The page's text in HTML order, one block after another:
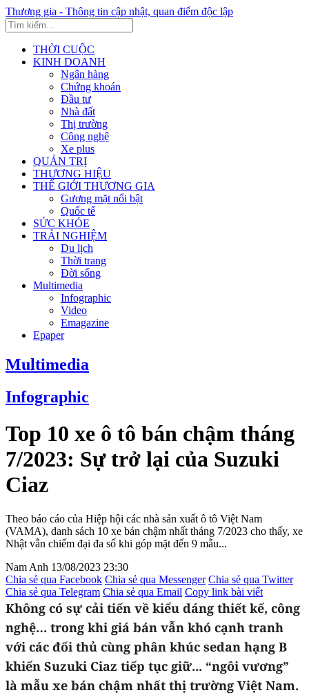
Thương gia - Thông tin cập nhật, quan điểm độc lập
THỜI CUỘC
KINH DOANH
Ngân hàng
Chứng khoán
Đầu tư
Nhà đất
Thị trường
Công nghệ
Xe plus
QUẢN TRỊ
THƯƠNG HIỆU
THẾ GIỚI THƯƠNG GIA
Gương mặt nổi bật
Quốc tế
SỨC KHỎE
TRẢI NGHIỆM
Du lịch
Thời trang
Đời sống
Multimedia
Infographic
Video
Emagazine
Epaper
Multimedia
Infographic
Top 10 xe ô tô bán chậm tháng
7/2023: Sự trở lại của Suzuki
Ciaz
Theo báo cáo của Hiệp hội các nhà sản xuất ô tô Việt Nam
(VAMA), danh sách 10 xe bán chậm nhất tháng 7/2023 cho thấy, xe
Nhật vẫn chiếm đại đa số khi góp mặt đến 9 mẫu...
Nam Anh 13/08/2023 23:30
Chia sẻ qua Facebook Chia sẻ qua Messenger Chia sẻ qua Twitter
Chia sẻ qua Telegram Chia sẻ qua Email Copy link bài viết
Không có sự cải tiến về kiểu dáng thiết kế, công
nghệ… trong khi giá bán vẫn khó cạnh tranh
với các đối thủ cùng phân khúc sedan hạng B
khiến Suzuki Ciaz tiếp tục giữ... “ngôi vương”
là mẫu xe bán chậm nhất thị trường Việt Nam.